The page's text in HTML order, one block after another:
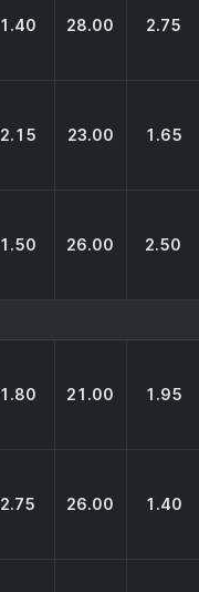
1.40 28.00 2.75
2.15 23.00 1.65
1.50 26.00 2.50
1.80 21.00 1.95
2.75 26.00 1.40